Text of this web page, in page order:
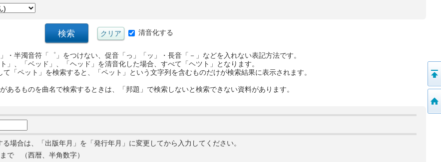
清音化する
・半濁音符「゜」をつけない、促音「っ」「ッ」・長音「－」などを入れない表記方法です。
」、「ベッド」、「ヘッド」を清音化した場合、すべて「ヘツト」となります。
て「ペット」を検索すると、「ペット」という文字列を含むものだけが検索結果に表示されます。
あるものを曲名で検索するときは、「邦題」で検索しないと検索できない資料があります。
場合は、「出版年月」を「発行年月」に変更してから入力してください。
まで （西暦、半角数字）